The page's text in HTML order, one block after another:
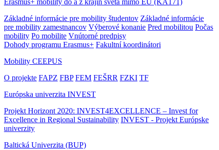
Erasmus+ mobility do a z krajín sveta mimo EÚ (KA171)
Základné informácie pre mobility študentov Základné informácie
pre mobility zamestnancov Výberové konanie Pred mobilitou Počas
mobility Po mobilite Vnútorné predpisy
Dohody programu Erasmus+ Fakultní koordinátori
Mobility CEEPUS
O projekte FAPZ FBP FEM FEŠRR FZKI TF
Európska univerzita INVEST
Projekt Horizont 2020: INVEST4EXCELLENCE – Invest for
Excellence in Regional Sustainability INVEST - Projekt Európske
univerzity
Baltická Univerzita (BUP)